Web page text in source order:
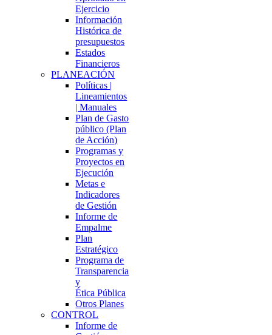
Ejercicio
Información
Histórica de
presupuestos
Estados
Financieros
PLANEACIÓN
Políticas |
Lineamientos
| Manuales
Plan de Gasto
público (Plan
de Acción)
Programas y
Proyectos en
Ejecución
Metas e
Indicadores
de Gestión
Informe de
Empalme
Plan
Estratégico
Programa de
Transparencia
y
Ética Pública
Otros Planes
CONTROL
Informe de